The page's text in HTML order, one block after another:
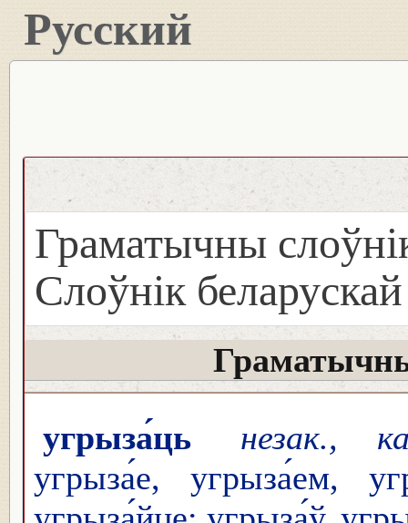
Русский
Граматычны
Слоўнік
угрыза́ць
незак.,
угрыза́е, угрыза́ем,